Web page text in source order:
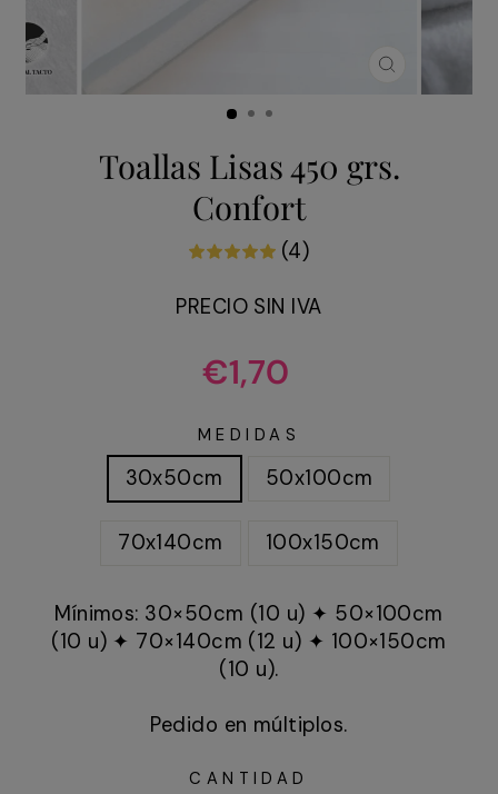
(ESC)
Toallas Lisas 450 grs.
Confort
(4)
PRECIO SIN IVA
Precio
habitual
€1,70
MEDIDAS
30x50cm 50x100cm
70x140cm 100x150cm
Mínimos: 30×50cm (10 u) ✦ 50×100cm
(10 u) ✦ 70×140cm (12 u) ✦ 100×150cm
(10 u).
Pedido en múltiplos.
CANTIDAD